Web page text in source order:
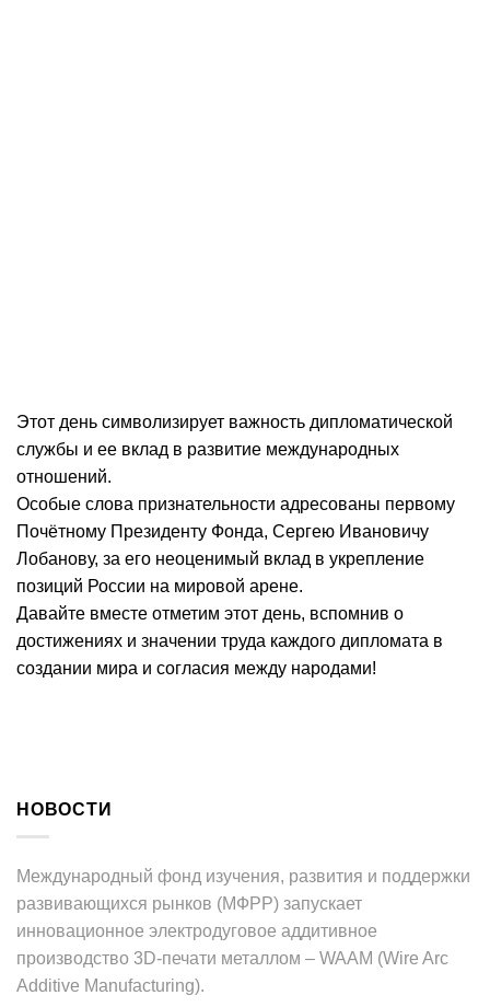
Этот день символизирует важность дипломатической
службы и ее вклад в развитие международных
отношений.
Особые слова признательности адресованы первому
Почётному Президенту Фонда, Сергею Ивановичу
Лобанову, за его неоценимый вклад в укрепление
позиций России на мировой арене.
Давайте вместе отметим этот день, вспомнив о
достижениях и значении труда каждого дипломата в
создании мира и согласия между народами!
НОВОСТИ
Международный фонд изучения, развития и поддержки
развивающихся рынков (МФРР) запускает
инновационное электродуговое аддитивное
производство 3D-печати металлом – WAAM (Wire Arc
Additive Manufacturing).